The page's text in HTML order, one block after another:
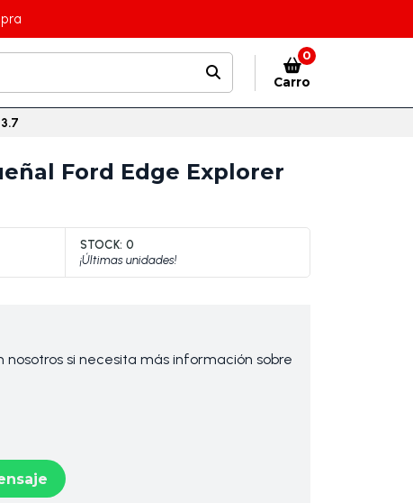
0
Carro
Ford Edge Explorer
STOCK: 0
¡Últimas unidades!
si necesita más información sobre